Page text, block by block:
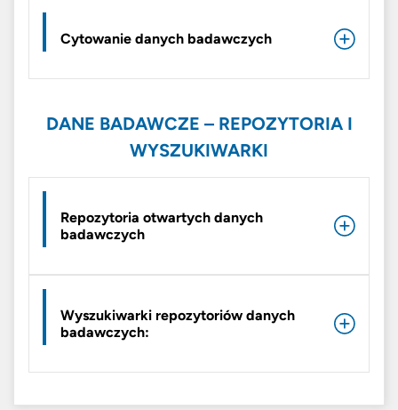
Cytowanie danych badawczych
DANE BADAWCZE – REPOZYTORIA I
WYSZUKIWARKI
Repozytoria otwartych danych
badawczych
Wyszukiwarki repozytoriów danych
badawczych: